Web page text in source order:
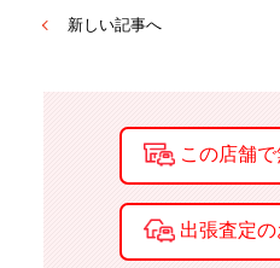
新しい記事へ